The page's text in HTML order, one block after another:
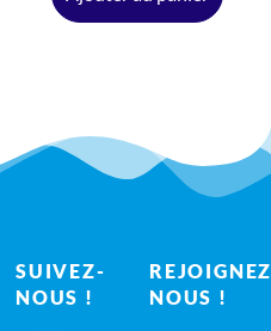
SUIVEZ-
NOUS !
NOUS !